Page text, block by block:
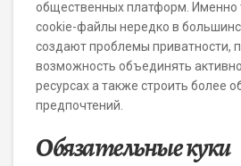
общественных платформ. Именно
cookie-файлы нередко в
создают проблемы приватности,
возможность объединять
ресурсах а также строить более
предпочтений.
Обязательные куки